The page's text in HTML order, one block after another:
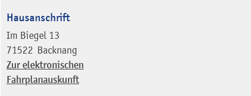
Hausanschrift
Im Biegel 13
71522 Backnang
Zur elektronischen
Fahrplanauskunft